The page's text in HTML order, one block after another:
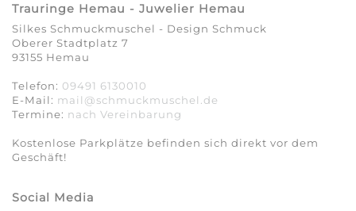
Trauringe Hemau - Juwelier Hemau
Silkes Schmuckmuschel - Design Schmuck
Oberer Stadtplatz 7
93155 Hemau
Telefon: 09491 6130010
E-Mail: mail@schmuckmuschel.de
Termine: nach Vereinbarung​​​​​​​
Kostenlose Parkplätze befinden sich direkt vor dem
Geschäft!
Social Media